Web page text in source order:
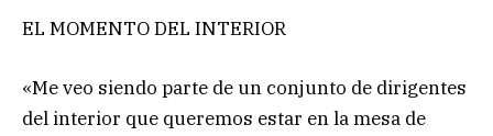
EL MOMENTO DEL INTERIOR
«Me veo siendo parte de un conjunto de dirigentes
del interior que queremos estar en la mesa de